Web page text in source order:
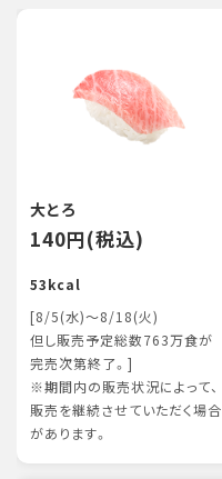
大とろ
140円(税込)
53kcal
[8/5(水)～8/18(火)
但し販売予定総数763万食が
完売次第終了。]
※期間内の販売状況によって、
販売を継続させていただく場合
があります。